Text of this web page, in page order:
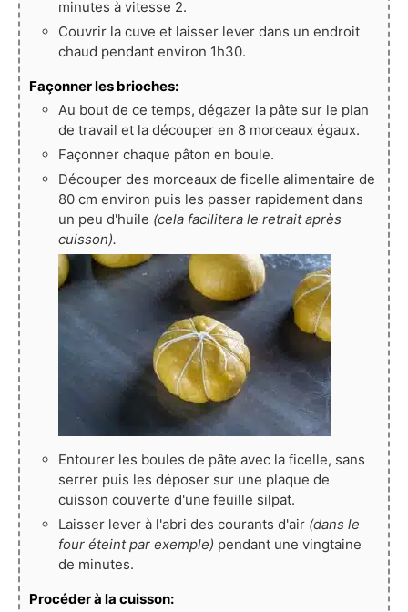
minutes à vitesse 2.
Couvrir la cuve et laisser lever dans un endroit
chaud pendant environ 1h30.
Façonner les brioches:
Au bout de ce temps, dégazer la pâte sur le plan
de travail et la découper en 8 morceaux égaux.
Façonner chaque pâton en boule.
Découper des morceaux de ficelle alimentaire de
80 cm environ puis les passer rapidement dans
un peu d'huile (cela facilitera le retrait après
cuisson).
Entourer les boules de pâte avec la ficelle, sans
serrer puis les déposer sur une plaque de
cuisson couverte d'une feuille silpat.
Laisser lever à l'abri des courants d'air (dans le
four éteint par exemple) pendant une vingtaine
de minutes.
Procéder à la cuisson: